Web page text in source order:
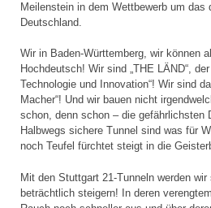
Meilenstein in dem Wettbewerb um das
Deutschland.
Wir in Baden-Württemberg, wir können
Hochdeutsch! Wir sind „THE LÄND“,
Technologie und Innovation“! Wir sind
Macher“! Und wir bauen nicht
schon, denn schon – die gefährlichsten
Halbwegs sichere Tunnel sind was für
noch Teufel fürchtet steigt in die
Mit den Stuttgart 21-Tunneln werden
beträchtlich steigern! In deren